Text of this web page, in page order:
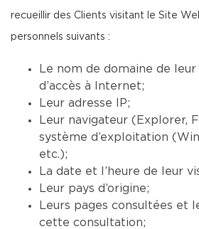
recueillir des Clients visitant le Site
personnels suivants :
Le nom de domaine de
d’accès à Internet;
Leur adresse IP;
Leur navigateur (Explorer,
système d’exploitation
etc.);
La date et l’heure de leur
Leur pays d’origine;
Leurs pages consultées et
cette consultation;